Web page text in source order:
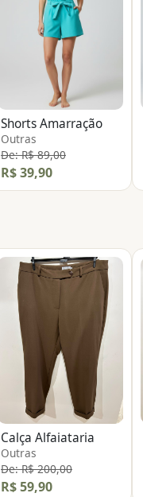
Shorts Amarração
Outras
De: R$ 89,00
R$ 39,90
Calça Alfaiataria
Outras
De: R$ 200,00
R$ 59,90